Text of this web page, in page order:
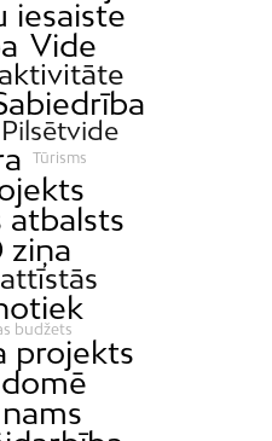
iesaiste
Vide
Tūrisms
atbalsts
ziņa
budžets
projekts